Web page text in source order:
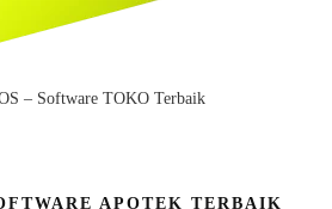
– Software TOKO Terbaik
APOTEK TERBAIK